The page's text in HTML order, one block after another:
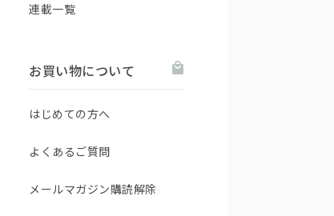
連載一覧
お買い物について
はじめての方へ
よくあるご質問
メールマガジン購読解除